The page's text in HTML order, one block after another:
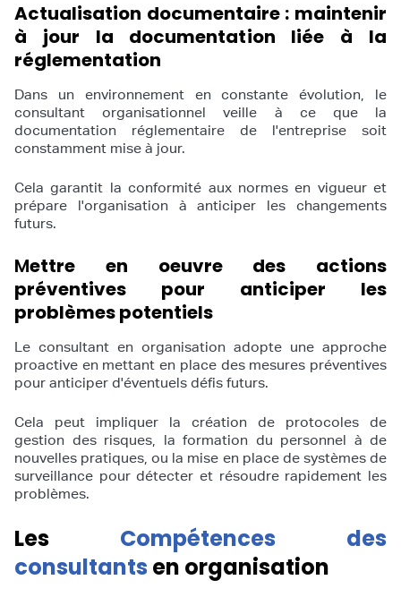
Actualisation documentaire : maintenir
à jour la documentation liée à la
réglementation
Dans un environnement en constante évolution, le
consultant organisationnel veille à ce que la
documentation réglementaire de l'entreprise soit
constamment mise à jour.
Cela garantit la conformité aux normes en vigueur et
prépare l'organisation à anticiper les changements
futurs.
Mettre en oeuvre des actions
préventives pour anticiper les
problèmes potentiels
Le consultant en organisation adopte une approche
proactive en mettant en place des mesures préventives
pour anticiper d'éventuels défis futurs.
Cela peut impliquer la création de protocoles de
gestion des risques, la formation du personnel à de
nouvelles pratiques, ou la mise en place de systèmes de
surveillance pour détecter et résoudre rapidement les
problèmes.
Les Compétences des
consultants en organisation